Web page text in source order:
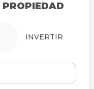
PROPIEDAD
INVERTIR